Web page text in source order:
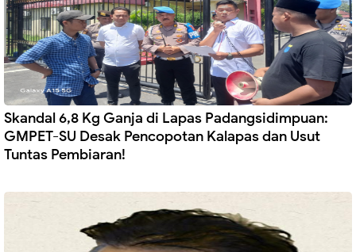
Skandal 6,8 Kg Ganja di Lapas Padangsidimpuan:
GMPET-SU Desak Pencopotan Kalapas dan Usut
Tuntas Pembiaran!